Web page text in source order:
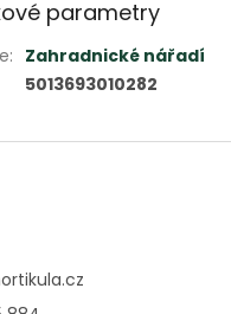
parametry
: Zahradnické nářadí
5013693010282